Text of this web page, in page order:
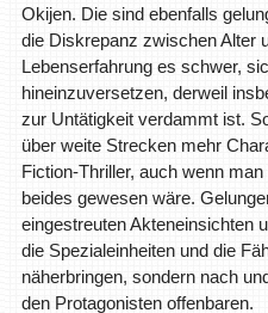
Okijen. Die sind ebenfalls
die Diskrepanz zwischen Alter
Lebenserfahrung es schwer,
hineinzuversetzen, derweil
zur Untätigkeit verdammt ist.
über weite Strecken mehr
Fiction-Thriller, auch wenn
beides gewesen wäre.
eingestreuten Akteneinsichten
die Spezialeinheiten und die
näherbringen, sondern nach
den Protagonisten offenbaren.